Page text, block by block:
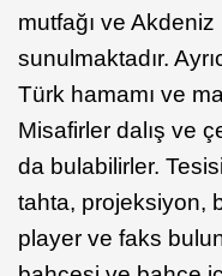
mutfağı ve
sunulmaktadır.
Türk hamamı ve
Misafirler dalış ve
da bulabilirler.
tahta, projeksiyon,
player ve faks